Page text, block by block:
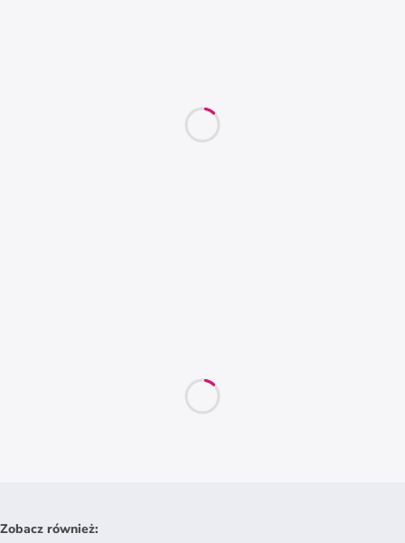
Zobacz również: